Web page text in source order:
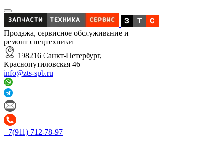
Продажа, сервисное обслуживание и
ремонт спецтехники
198216 Санкт-Петербург,
Краснопутиловская 46
info@zts-spb.ru
+7(911) 712-78-97